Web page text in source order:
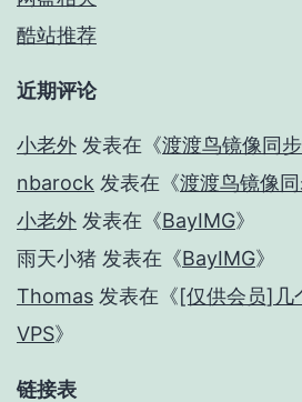
酷站推荐
近期评论
小老外 发表在《渡渡鸟镜像同
nbarock 发表在《渡渡鸟镜像
小老外 发表在《BayIMG》
雨天小猪 发表在《BayIMG》
Thomas 发表在《[仅供会员]几
VPS》
链接表